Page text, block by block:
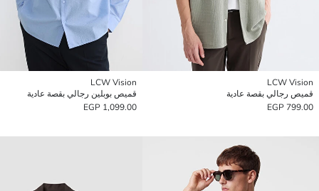
LCW Vision
قميص رجالي بقصة عادية
799.00 EGP
LCW Vision
قميص بوبلين رجالي بقصة عادية
1,099.00 EGP